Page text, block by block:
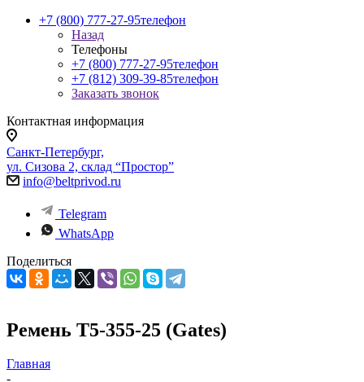
+7 (800) 777-27-95телефон
Назад
Телефоны
+7 (800) 777-27-95телефон
+7 (812) 309-39-85телефон
Заказать звонок
Контактная информация
Санкт-Петербург,
ул. Сизова 2, склад “Простор”
info@beltprivod.ru
Telegram
WhatsApp
Поделиться
Ремень T5-355-25 (Gates)
Главная
-